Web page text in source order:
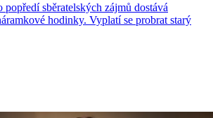
popředí sběratelských zájmů dostává
hodinky. Vyplatí se probrat starý